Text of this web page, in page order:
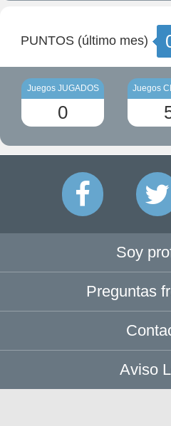
PUNTOS (último mes)
Juegos JUGADOS
0
Juegos
Soy
Preguntas
Aviso